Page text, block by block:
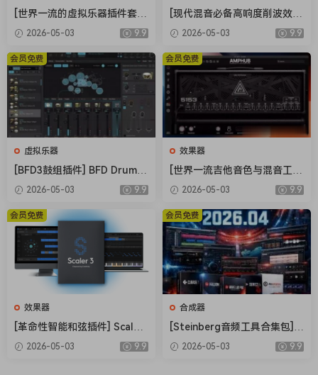
Addictive Drums 2 quickly provides the sounds and
features you need when creativity strikes, in any workflow.
In your hands.
Addictive Drums 2 provides the foundation for hit songs in
any genre, from the smoothest jazz to the heaviest metal.
It seems that previous release
of the MD5 hashses (which we always need
to patch). This is not a new
protetion from XLN.
After we confirm this solves the previous
reported issues, we will release
fixes for other XLN products released in
2026/03/26. Note that Life v1.3.3.3
(releaed in another day) is already patched by
[世界一流的虚拟乐器插件套
装] AIR Music Technology In
struments Bundle 2025-R2
R [WiN]（5.92GB）
2026-05-03 9.9
[现代混音必备高响度削波效果
插件] Audioloom Maciel Aud
io Deux Clipper v1.0.0 [WiN,
MacOSX]（34.5MB+145MB)
2026-05-03 9.9
虚拟乐器
[BFD3鼓组插件] BFD Drums
BFD3 v3.5.0.49-R2R [WiN]
2026-05-03 9.9
会员免费
效果器
[世界一流吉他音色与混音工具
全套合集] STL Tones Bundle
v2026.04 [WiN, MacOSX]（1.
48GB+3.34GB）
2026-05-03 9.9
会员免费
效果器
[革命性智能和弦插件] Scaler
Music Scaler 3 v3.2.2 Regge
d-HCiSO [MacOSX]（1.45G
2026-05-03 9.9
会员免费
合成器
[Steinberg音频工具合集包] S
teinberg Complete Bundle
2026.04 [MacOSX]（26.4G
2026-05-03 9.9
会员免费